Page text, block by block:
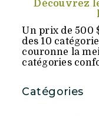
Découvrez
Un prix de 500
des 10
couronne la
catégories
Catégories